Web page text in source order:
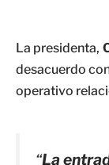
La presidenta,
desacuerdo
operativo
“La